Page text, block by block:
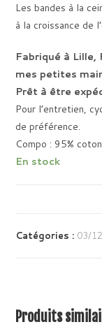
Les bandes à la
à la croissance de
Fabriqué à
mes petites
Prêt à être
Pour l’entretien,
de préférence.
Compo : 95%
En stock
t
a
Catégories : 03/
Produits